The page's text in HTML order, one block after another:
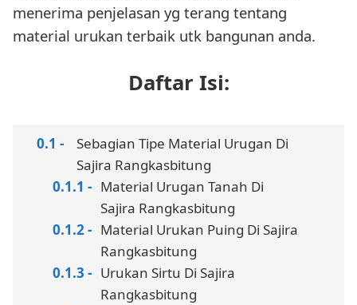
menerima penjelasan yg terang tentang
material urukan terbaik utk bangunan anda.
Daftar Isi:
Sebagian Tipe Material Urugan Di
Sajira Rangkasbitung
Material Urugan Tanah Di
Sajira Rangkasbitung
Material Urukan Puing Di Sajira
Rangkasbitung
Urukan Sirtu Di Sajira
Rangkasbitung